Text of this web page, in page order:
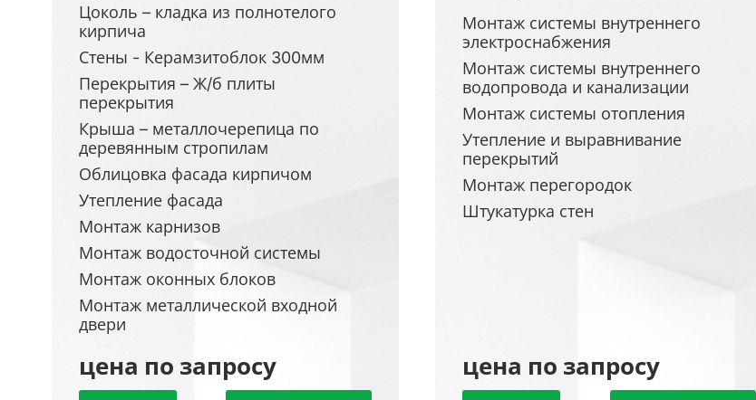
Цоколь – кладка из полнотелого
кирпича
Стены - Керамзитоблок 300мм
Перекрытия – Ж/б плиты
перекрытия
Крыша – металлочерепица по
деревянным стропилам
Облицовка фасада кирпичом
Утепление фасада
Монтаж карнизов
Монтаж водосточной системы
Монтаж оконных блоков
Монтаж металлической входной
двери
цена по запросу
Монтаж системы внутреннего
электроснабжения
Монтаж системы внутреннего
водопровода и канализации
Монтаж системы отопления
Утепление и выравнивание
перекрытий
Монтаж перегородок
Штукатурка стен
цена по запросу